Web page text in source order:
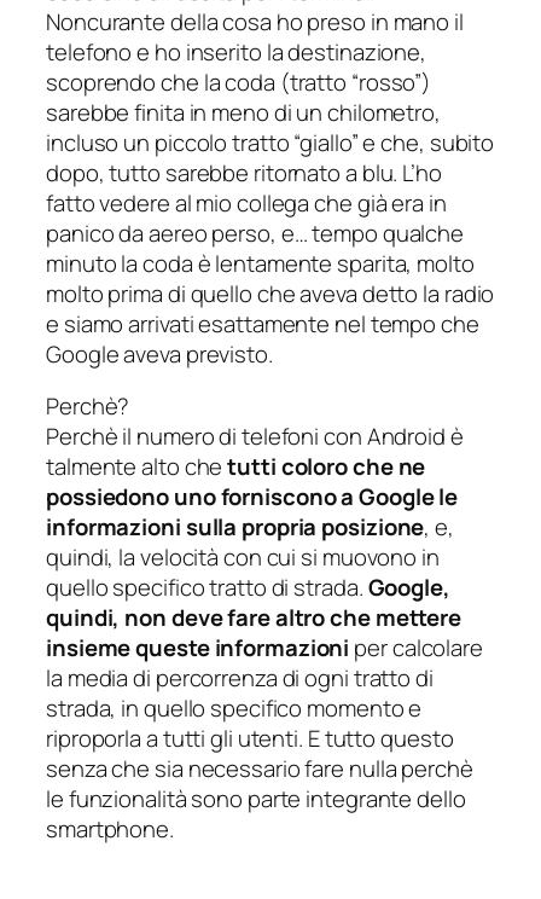
Noncurante della cosa ho preso in mano il
telefono e ho inserito la destinazione,
scoprendo che la coda (tratto “rosso”)
sarebbe finita in meno di un chilometro,
incluso un piccolo tratto “giallo” e che, subito
dopo, tutto sarebbe ritornato a blu. L’ho
fatto vedere al mio collega che già era in
panico da aereo perso, e… tempo qualche
minuto la coda è lentamente sparita, molto
molto prima di quello che aveva detto la radio
e siamo arrivati esattamente nel tempo che
Google aveva previsto.
Perchè?
Perchè il numero di telefoni con Android è
talmente alto chetutti coloro che ne
possiedono uno forniscono a Google le
informazioni sulla propria posizione, e,
quindi, la velocità con cui si muovono in
quello specifico tratto di strada.Google,
quindi, non deve fare altro che mettere
insieme queste informazioni per calcolare
la media di percorrenza di ogni tratto di
strada, in quello specifico momento e
riproporla a tutti gli utenti. E tutto questo
senza che sia necessario fare nulla perchè
le funzionalità sono parte integrante dello
smartphone.